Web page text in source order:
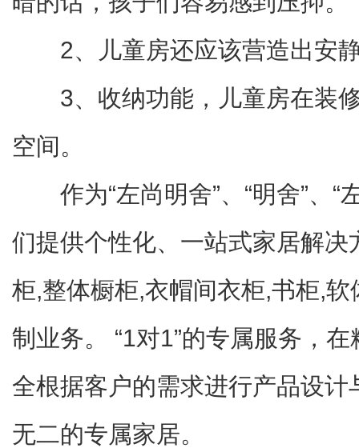
2、儿童房还应该营造出安
3、收纳功能，儿童房在装
空间。
作为“左尚明舍”、“明舍”、
们提供个性化、一站式家居解决
柜,整体橱柜,衣帽间衣柜,书柜,
制业务。 “1对1”的专属服务，
全根据客户的需求进行产品设
无二的专属家居。